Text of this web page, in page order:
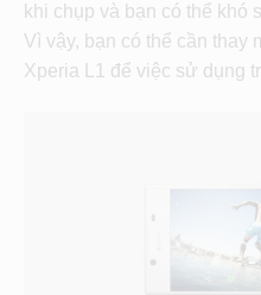
khi chụp và bạn có thể khó
Vì vậy, bạn có thể cần thay
Xperia L1 để việc sử dụng